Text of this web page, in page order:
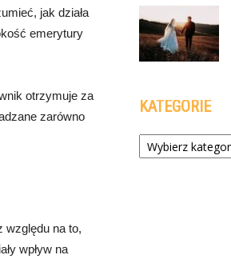
jak działa
emerytury
otrzymuje za
zarówno
względu na to,
wpływ na
KATEGORIE
Kategorie